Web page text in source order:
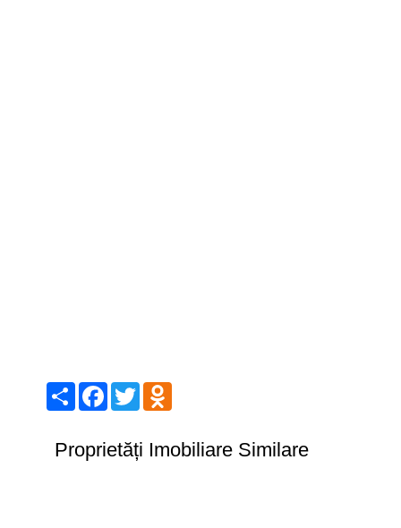
ShareFacebook
Twitter
Proprietăți Imobiliare Similare